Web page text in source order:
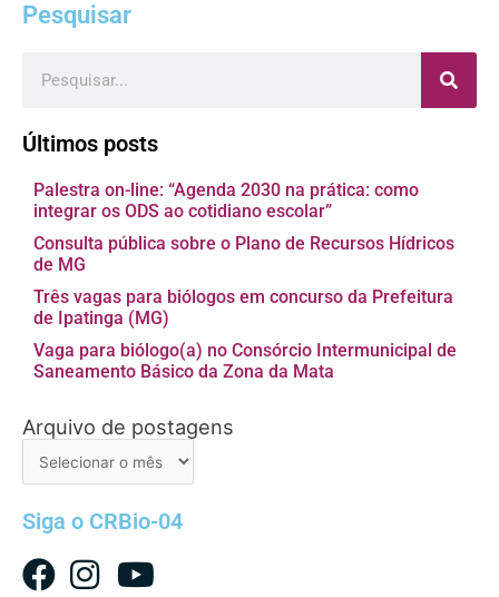
Pesquisar
Últimos posts
Palestra on-line: “Agenda 2030 na prática: como
integrar os ODS ao cotidiano escolar”
Consulta pública sobre o Plano de Recursos Hídricos
de MG
Três vagas para biólogos em concurso da Prefeitura
de Ipatinga (MG)
Vaga para biólogo(a) no Consórcio Intermunicipal de
Saneamento Básico da Zona da Mata
Arquivo de postagens
Arquivo
Siga o CRBio-04